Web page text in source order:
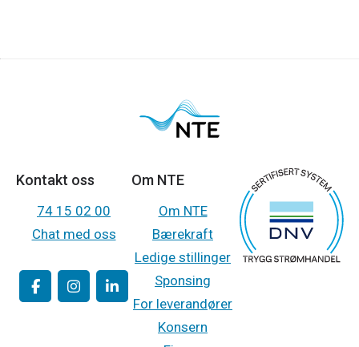
Kontakt oss
74 15 02 00
Chat med oss
Om NTE
Om NTE
Bærekraft
Ledige stillinger
Sponsing
For leverandører
Konsern